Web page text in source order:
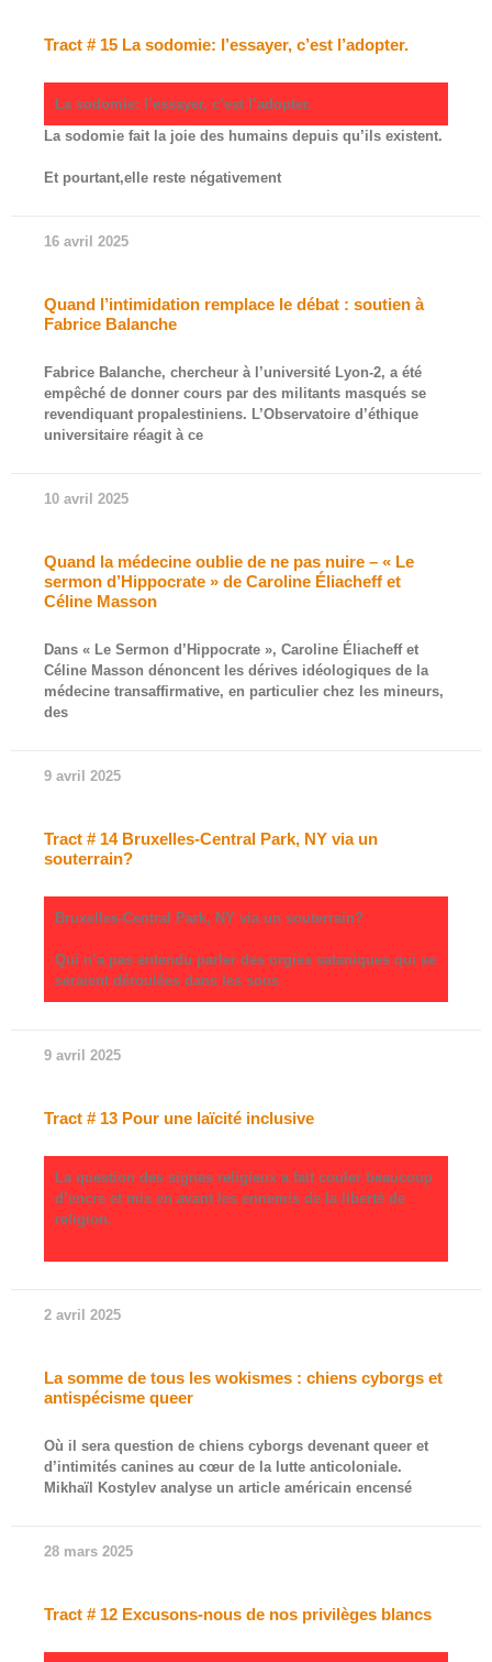
Tract # 15 La sodomie: l’essayer, c’est l’adopter.
La sodomie: l’essayer, c’est l’adopter.
La sodomie fait la joie des humains depuis qu’ils existent.
Et pourtant,elle reste négativement
16 avril 2025
Quand l’intimidation remplace le débat : soutien à
Fabrice Balanche
Fabrice Balanche, chercheur à l’université Lyon-2, a été
empêché de donner cours par des militants masqués se
revendiquant propalestiniens. L’Observatoire d’éthique
universitaire réagit à ce
10 avril 2025
Quand la médecine oublie de ne pas nuire – « Le
sermon d’Hippocrate » de Caroline Éliacheff et
Céline Masson
Dans « Le Sermon d’Hippocrate », Caroline Éliacheff et
Céline Masson dénoncent les dérives idéologiques de la
médecine transaffirmative, en particulier chez les mineurs,
des
9 avril 2025
Tract # 14 Bruxelles-Central Park, NY via un
souterrain?
Bruxelles-Central Park, NY via un souterrain?
Qui n’a pas entendu parler des orgies sataniques qui se
seraient déroulées dans les sous
9 avril 2025
Tract # 13 Pour une laïcité inclusive
La question des signes religieux a fait couler beaucoup
d’encre et mis en avant les ennemis de la liberté de
religion.
2 avril 2025
La somme de tous les wokismes : chiens cyborgs et
antispécisme queer
Où il sera question de chiens cyborgs devenant queer et
d’intimités canines au cœur de la lutte anticoloniale.
Mikhaïl Kostylev analyse un article américain encensé
28 mars 2025
Tract # 12 Excusons-nous de nos privilèges blancs